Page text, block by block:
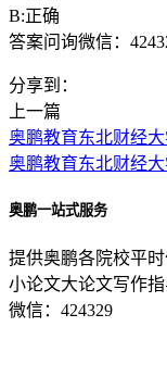
B:正确
答案问询微信：
分享到：
上一篇
奥鹏教育东北财经
奥鹏教育东北财经
奥鹏一站式服务
提供奥鹏各院校平
小论文大论文写作
微信：424329